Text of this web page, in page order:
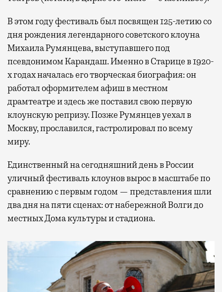
В этом году фестиваль был посвящен 125-летию со
дня рождения легендарного советского клоуна
Михаила Румянцева, выступавшего под
псевдонимом Карандаш. Именно в Старице в 1920-
х годах началась его творческая биография: он
работал оформителем афиш в местном
драмтеатре и здесь же поставил свою первую
клоунскую репризу. Позже Румянцев уехал в
Москву, прославился, гастролировал по всему
миру.
Единственный на сегодняшний день в России
уличный фестиваль клоунов вырос в масштабе по
сравнению с первым годом — представления шли
два дня на пяти сценах: от набережной Волги до
местных Дома культуры и стадиона.